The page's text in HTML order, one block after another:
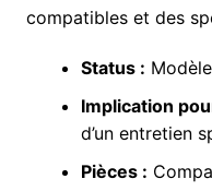
compatibles et des
Status :
Implication
d’un entretien
Pièces :